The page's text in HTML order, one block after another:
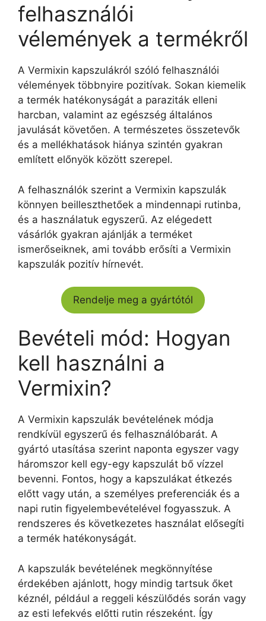
felhasználói
vélemények a termékről
A Vermixin kapszulákról szóló felhasználói
vélemények többnyire pozitívak. Sokan kiemelik
a termék hatékonyságát a paraziták elleni
harcban, valamint az egészség általános
javulását követően. A természetes összetevők
és a mellékhatások hiánya szintén gyakran
említett előnyök között szerepel.
A felhasználók szerint a Vermixin kapszulák
könnyen beilleszthetőek a mindennapi rutinba,
és a használatuk egyszerű. Az elégedett
vásárlók gyakran ajánlják a terméket
ismerőseiknek, ami tovább erősíti a Vermixin
kapszulák pozitív hírnevét.
Rendelje meg a gyártótól
Bevételi mód: Hogyan
kell használni a
Vermixin?
A Vermixin kapszulák bevételének módja
rendkívül egyszerű és felhasználóbarát. A
gyártó utasítása szerint naponta egyszer vagy
háromszor kell egy-egy kapszulát bő vízzel
bevenni. Fontos, hogy a kapszulákat étkezés
előtt vagy után, a személyes preferenciák és a
napi rutin figyelembevételével fogyasszuk. A
rendszeres és következetes használat elősegíti
a termék hatékonyságát.
A kapszulák bevételének megkönnyítése
érdekében ajánlott, hogy mindig tartsuk őket
kéznél, például a reggeli készülődés során vagy
az esti lefekvés előtti rutin részeként. Így